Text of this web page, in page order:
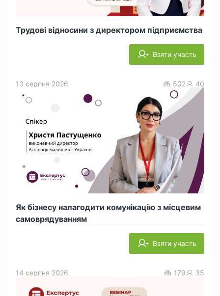
Трудові відносини з директором підприємства
Взяти участь
Як бізнесу налагодити комунікацію з місцевим
самоврядуванням
13 серпня 2026 502 40
Взяти участь
14 серпня 2026 179 35